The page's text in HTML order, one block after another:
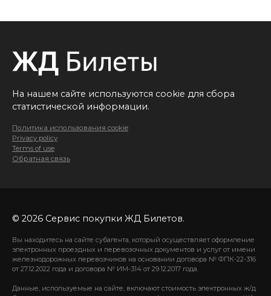
На нашем сайте используются cookie для сбора
статистической информации.
Политика использования cookie
Privacy policy
Terms of use
Обратная связь
© 2026 Сервис покупки ЖД Билетов.
Вы находитесь на сайте субагента, который осуществляет оформление
электронных проездных и перевозочных документов и услуг от имени
железнодорожных перевозчиков на основании договора № ФПК-22-316
от 27.12.2022 года и договора № ИМ-314 от 29.12.2017 года.
Данные, используемые на сайте, включают стоимость электронных ж/д